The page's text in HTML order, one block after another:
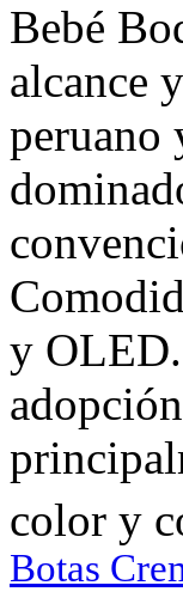
Bebé
alcance
peruano
y OLED.
color y
Botas